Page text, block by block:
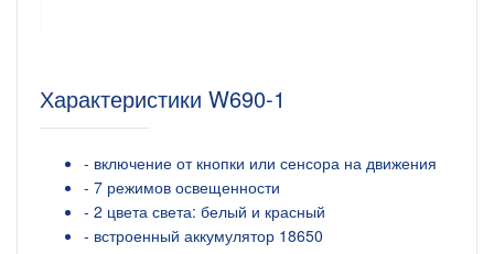
Характеристики W690-1
- включение от кнопки или сенсора на движения
- 7 режимов освещенности
- 2 цвета света: белый и красный
- встроенный аккумулятор 18650